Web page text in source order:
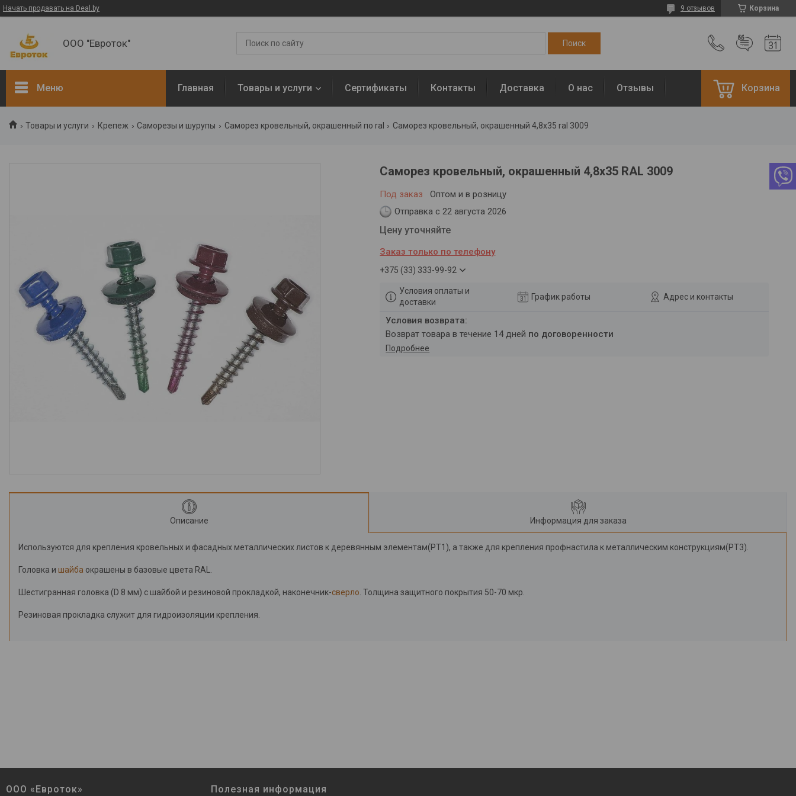
Начать продавать на Deal.by Корзина
9 отзывов
ООО "Евроток"
Меню
РАБОТЫ
Крепеж
Монтажные изделия
Электрика
Светильники и
комплектующие
Главная Товары и услуги Сертификаты Контакты Доставка О нас Отзывы Корзина
Товары и услуги Крепеж Саморезы и шурупы Саморез кровельный, окрашенный по ral Саморез кровельный, окрашенный 4,8х35 ral 3009
Саморез кровельный, окрашенный 4,8х35 RAL 3009
Под заказ
Оптом и в розницу
Отправка с 22 августа 2026
Цену уточняйте
Заказ только по телефону
+375 (33) 333-99-92
Условия оплаты и
доставки
График работы Адрес и контакты
возврат товара в течение 14 дней по договоренности
Подробнее
Описание Информация для заказа
Используются для крепления кровельных и фасадных металлических листов к деревянным элементам(РТ1), а также для крепления профнастила к металлическим конструкциям(РТ3).
Головка и шайба окрашены в базовые цвета RAL.
Шестигранная головка (D 8 мм) с шайбой и резиновой прокладкой, наконечник-сверло . Толщина защитного покрытия 50-70 мкр.
Резиновая прокладка служит для гидроизоляции крепления.
ООО «Евроток» Полезная информация